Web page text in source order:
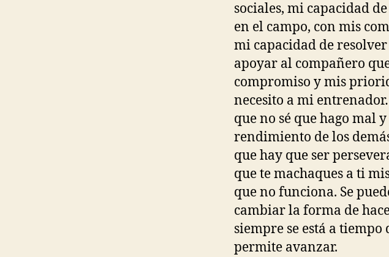
sociales, mi capacidad
en el campo, con mis
mi capacidad de
apoyar al compañero
compromiso y mis
necesito a mi
que no sé que hago mal
rendimiento de los
que hay que ser
que te machaques a ti
que no funciona. Se
cambiar la forma de
siempre se está a
permite avanzar.